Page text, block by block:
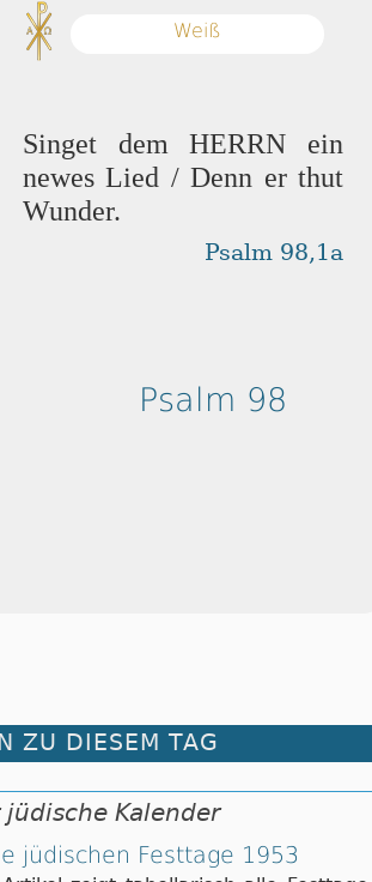
Weiß
Singet dem HERRN ein
newes Lied / Denn er thut
Wunder.
Psalm 98,1a
Psalm 98
ZU DIESEM TAG
jüdische Kalender
jüdischen Festtage 1953